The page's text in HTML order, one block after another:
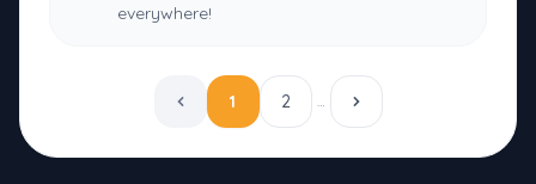
everywhere!
1 2 …